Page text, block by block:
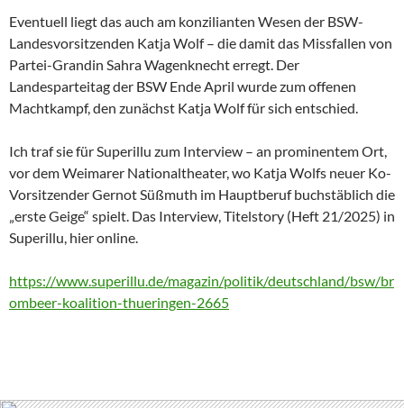
Eventuell liegt das auch am konzilianten Wesen der BSW-
Landesvorsitzenden Katja Wolf – die damit das Missfallen von
Partei-Grandin Sahra Wagenknecht erregt. Der
Landesparteitag der BSW Ende April wurde zum offenen
Machtkampf, den zunächst Katja Wolf für sich entschied.
Ich traf sie für Superillu zum Interview – an prominentem Ort,
vor dem Weimarer Nationaltheater, wo Katja Wolfs neuer Ko-
Vorsitzender Gernot Süßmuth im Hauptberuf buchstäblich die
„erste Geige“ spielt. Das Interview, Titelstory (Heft 21/2025) in
Superillu, hier online.
https://www.superillu.de/magazin/politik/deutschland/bsw/br
ombeer-koalition-thueringen-2665